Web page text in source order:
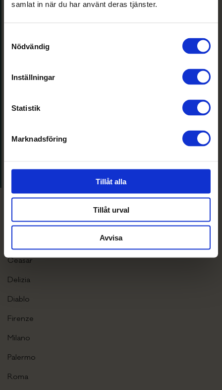
samlat in när du har använt deras tjänster.
Nödvändig
Inställningar
Statistik
Marknadsföring
Tillåt alla
Tillåt urval
Avvisa
Kreativa teamaktiviteter
Olivolje- & balsamico provning
Aktuella erbjudande från Villa Aske
Konferenslokaler
Ceasar
Delizia
Diablo
Firenze
Milano
Palermo
Roma